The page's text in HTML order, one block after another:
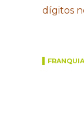
dígitos